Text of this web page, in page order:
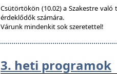
Csütörtökön (10.02) a Szakestre
érdeklődők számára.
Várunk mindenkit sok szeretettel!
3. heti programok